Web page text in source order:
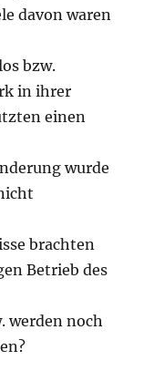
davon waren
bzw.
in ihrer
einen
wurde
brachten
Betrieb des
werden noch